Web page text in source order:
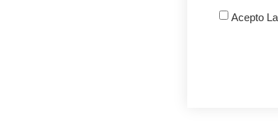
Acepto